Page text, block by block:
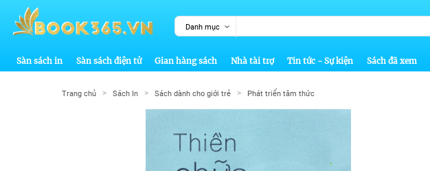
Danh mục
Sàn sách in Sàn sách điện tử Gian hàng sách Nhà tài trợ Tin tức - Sự kiện Sách đã xem
Trang chủ > Sách In > Sách dành cho giới trẻ > Phát triển tâm thức